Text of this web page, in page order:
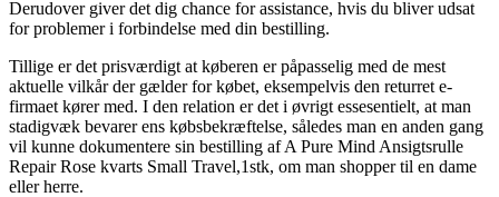
Derudover giver det dig chance for assistance, hvis du bliver udsat
for problemer i forbindelse med din bestilling.
Tillige er det prisværdigt at køberen er påpasselig med de mest
aktuelle vilkår der gælder for købet, eksempelvis den returret e-
firmaet kører med. I den relation er det i øvrigt essesentielt, at man
stadigvæk bevarer ens købsbekræftelse, således man en anden gang
vil kunne dokumentere sin bestilling af A Pure Mind Ansigtsrulle
Repair Rose kvarts Small Travel,1stk, om man shopper til en dame
eller herre.